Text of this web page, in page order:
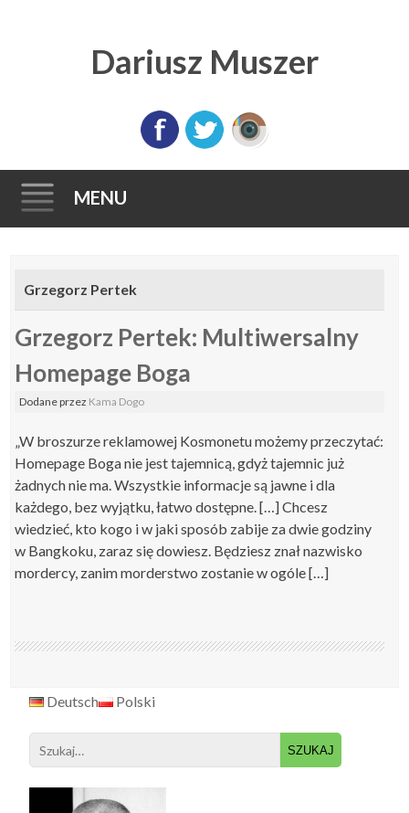
Dariusz Muszer
MENU
content
Grzegorz Pertek
Grzegorz Pertek: Multiwersalny
Homepage Boga
Dodaneprzez Kama Dogo
„W broszurze reklamowej Kosmonetu możemy przeczytać:
Homepage Boga nie jest tajemnicą, gdyż tajemnic już
żadnych nie ma. Wszystkie informacje są jawne i dla
każdego, bez wyjątku, łatwo dostępne. […] Chcesz
wiedzieć, kto kogo i w jaki sposób zabije za dwie godziny
w Bangkoku, zaraz się dowiesz. Będziesz znał nazwisko
mordercy, zanim morderstwo zostanie w ogóle […]
Deutsch Polski
Search
for: